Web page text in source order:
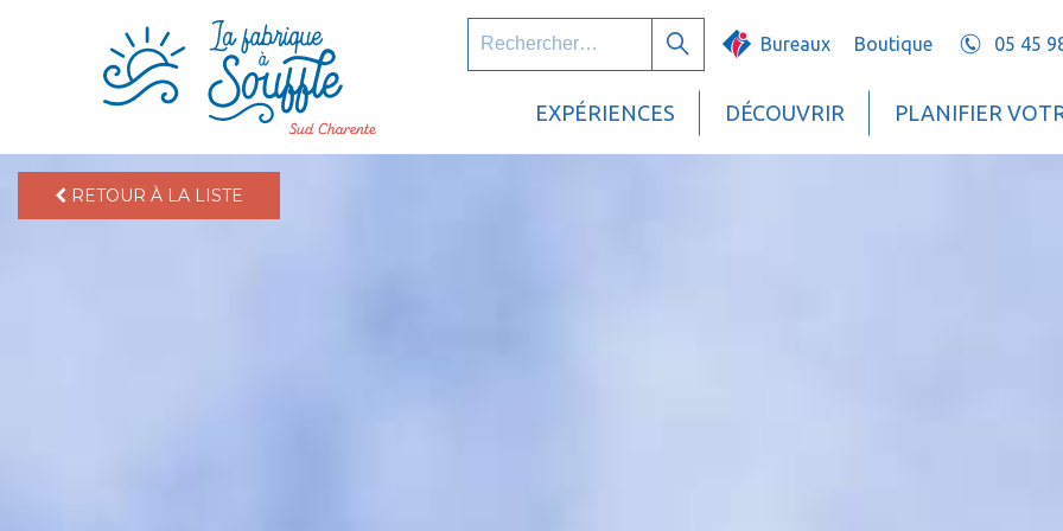
EXPÉRIENCES DÉCOUVRIR PLANIFIER
RechercherBureaux Boutique 05 45
RETOUR À LA LISTE